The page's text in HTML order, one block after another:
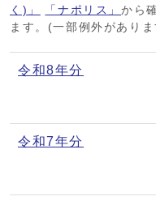
く)」
「ナポリス」から
ます。(一部例外があり
令和8年分
令和7年分